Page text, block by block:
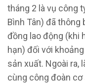
tháng 2 là vụ công
Bình Tân) đã thông
đồng lao động (khi
hạn) đối với
sản xuất. Ngoài ra,
cùng công đoàn